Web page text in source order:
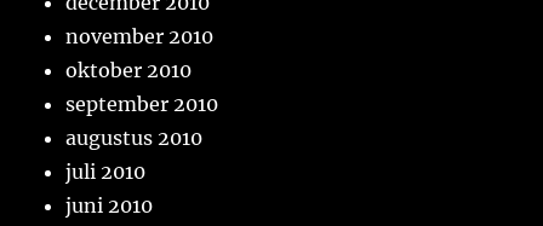
november 2010
oktober 2010
september 2010
augustus 2010
juli 2010
juni 2010